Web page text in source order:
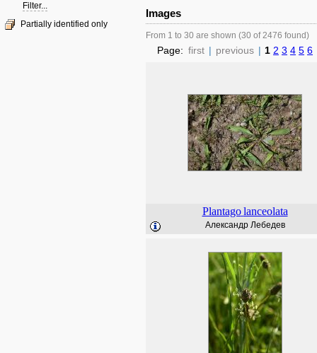
Filter...
Partially identified only
Images
From 1 to 30 are shown (30 of 2476 found)
Page: first | previous | 1 2 3 4 5 6
Plantago lanceolata
Александр Лебедев